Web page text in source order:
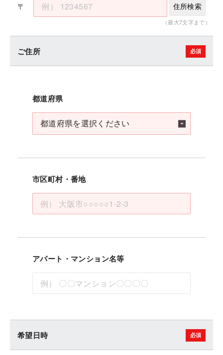
〒
（最大7文字まで）
住所検索
ご住所
都道府県
市区町村・番地
アパート・マンション名等
希望日時